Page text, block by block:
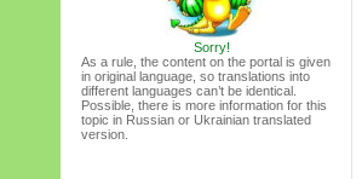
Sorry!
As a rule, the content on the portal is given
in original language, so translations into
different languages can’t be identical.
Possible, there is more information for this
topic in Russian or Ukrainian translated
version.